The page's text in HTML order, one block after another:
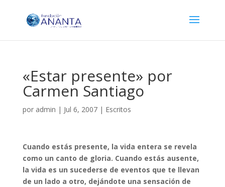
«Estar presente» por
Carmen Santiago
por admin | Jul 6, 2007| Escritos
Cuando estás presente, la vida entera se revela
como un canto de gloria. Cuando estás ausente,
la vida es un sucederse de eventos que te llevan
de un lado a otro, dejándote una sensación de